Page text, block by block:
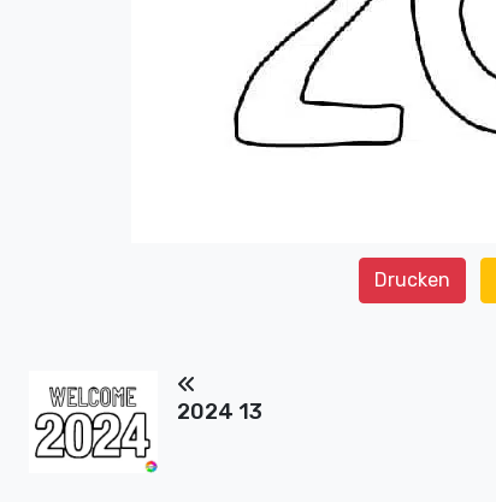
Drucken
2024 13